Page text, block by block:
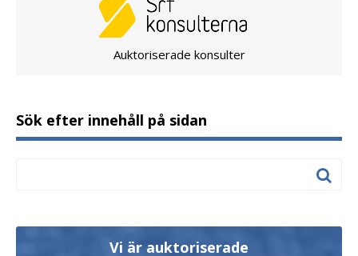
Auktoriserade konsulter
Sök efter innehåll på sidan
Vi är auktoriserade